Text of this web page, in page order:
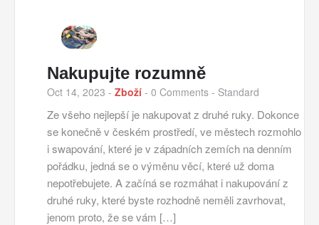
Nakupujte rozumně
Oct 14, 2023 - Zboží - 0 Comments - Standard
Ze všeho nejlepší je nakupovat z druhé ruky. Dokonce
se konečně v českém prostředí, ve městech rozmohlo
i swapování, které je v západních zemích na denním
pořádku, jedná se o výměnu věcí, které už doma
nepotřebujete. A začíná se rozmáhat i nakupování z
druhé ruky, které byste rozhodně neměli zavrhovat,
jenom proto, že se vám […]